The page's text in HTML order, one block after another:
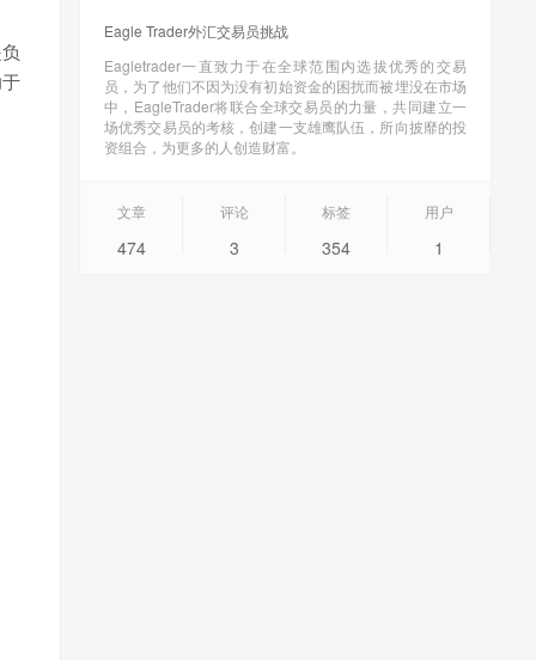
Eagle Trader外汇交易员挑战
Eagletrader一直致力于在全球范围内选拔优秀的交易
员，为了他们不因为没有初始资金的困扰而被埋没在市场
中，EagleTrader将联合全球交易员的力量，共同建立一
场优秀交易员的考核，创建一支雄鹰队伍，所向披靡的投
资组合，为更多的人创造财富。
文章
474
评论
3
标签
354
用户
1